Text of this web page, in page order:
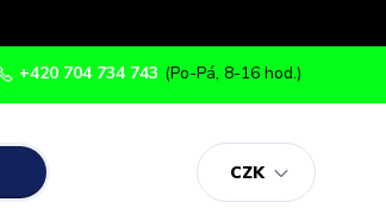
CZK
+420 704 734 743 (Po-Pá, 8-16 hod.)